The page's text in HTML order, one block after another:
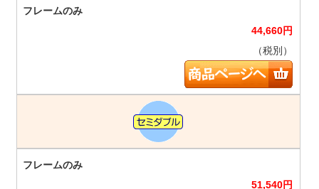
44,660円
（税別）
51,540円